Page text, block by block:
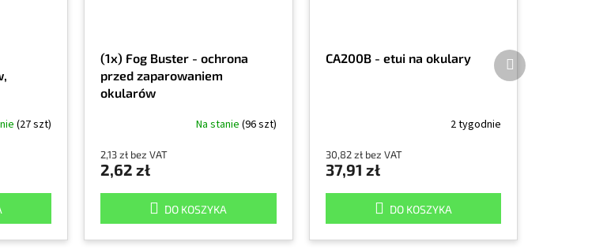
(27 szt)
(1x) Fog Buster - ochrona
przed zaparowaniem
okularów
Na stanie (96 szt)
2,13 zł bez VAT
2,62 zł
DO KOSZYKA
CA200B - etui na okulary
2 tygodnie
30,82 zł bez VAT
37,91 zł
DO KOSZYKA
Produkt
następny